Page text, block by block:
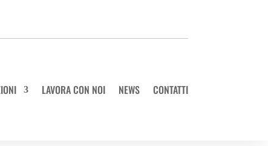
LAVORA CON NOI NEWS CONTATTI